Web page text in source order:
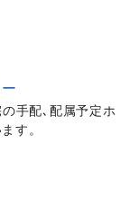
手配､配属予定ホ
す。